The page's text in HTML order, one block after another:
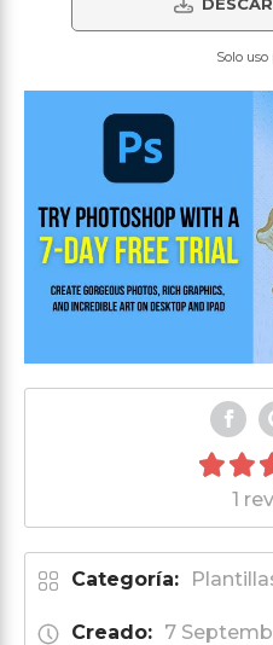
Solo
1
Categoría:
Creado: 7